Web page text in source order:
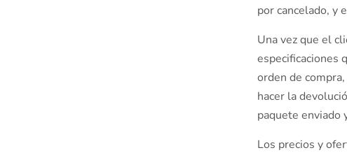
por cancelado, y
Una vez que el
especificaciones
orden de
hacer la
paquete enviado
Los precios y